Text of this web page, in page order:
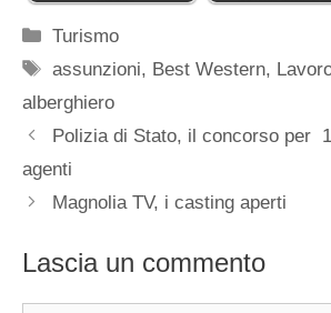
Categorie
Turismo
Tag
assunzioni, Best Western,
alberghiero
Polizia di Stato, il concorso per
agenti
Magnolia TV, i casting aperti
Lascia un commento